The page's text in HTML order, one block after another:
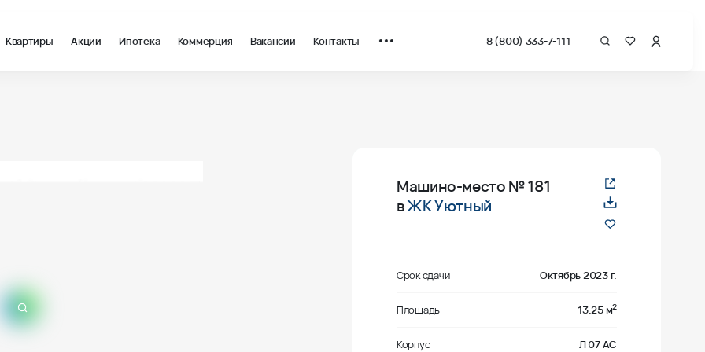
Квартиры Акции Ипотека Коммерция Вакансии Контакты 8 (800) 333-7-111
Машино-место№ 181
вЖК Уютный
Срок сдачи Октябрь 2023 г.
Площадь 13.25 м2
Корпус Л 07 АС